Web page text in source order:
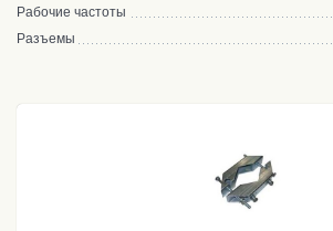
Рабочие частоты
Разъемы